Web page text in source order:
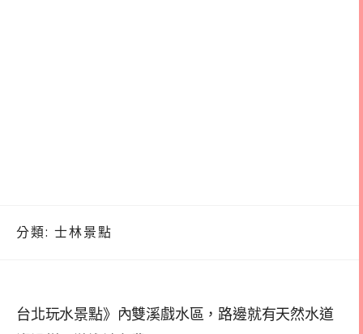
分類: 士林景點
台北玩水景點》內雙溪戲水區，路邊就有天然水道